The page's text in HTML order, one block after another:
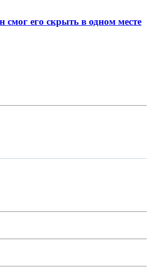
его скрыть в одном месте